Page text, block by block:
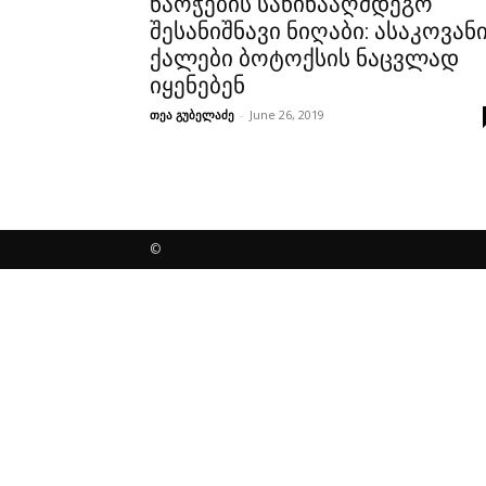
შესანიშნავი ნიღაბი:
ქალები ბოტოქსის ნაცვლად
იყენებენ
თეა გუბელაძე - June 26, 2019
©